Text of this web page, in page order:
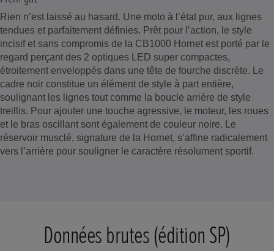
Rien n’est laissé au hasard. Une moto à l’état pur, aux lignes
tendues et parfaitement définies. Prêt pour l’action, le style
incisif et sans compromis de la CB1000 Hornet est porté par le
regard perçant des 2 optiques LED super compactes,
étroitement enveloppés dans une tête de fourche discrète. Le
cadre noir constitue un élément de style à part entière,
soulignant les lignes tout comme la boucle arrière de style
treillis. Pour ajouter une touche agressive, le moteur, les roues
et le bras oscillant sont également de couleur noire. Le
réservoir musclé, signature de la Hornet, s’affine radicalement
vers l’arrière pour souligner le caractère résolument sportif.
Données brutes (édition SP)